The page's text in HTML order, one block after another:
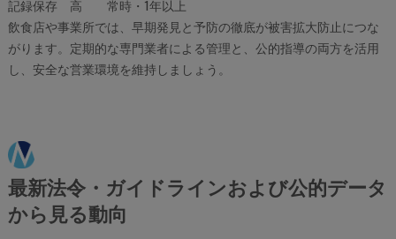
記録保存
高
常時・1年以上
飲食店や事業所では、早期発見と予防の徹底が被害拡大防止につな
がります。定期的な専門業者による管理と、公的指導の両方を活用
し、安全な営業環境を維持しましょう。
最新法令・ガイドラインおよび公的データ
から見る動向